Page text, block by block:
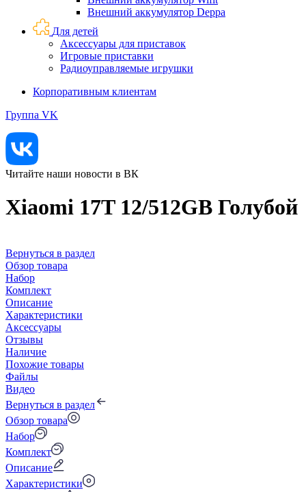
Внешний аккумулятор Deppa
Для детей
Аксессуары для приставок
Игровые приставки
Радиоуправляемые игрушки
Корпоративным клиентам
Группа VK
Читайте наши новости в ВК
Xiaomi 17T 12/512GB Голубой
Вернуться в раздел
Обзор товара
Набор
Комплект
Описание
Характеристики
Аксессуары
Отзывы
Наличие
Похожие товары
Файлы
Видео
Вернуться в раздел
Обзор товара
Набор
Комплект
Описание
Характеристики